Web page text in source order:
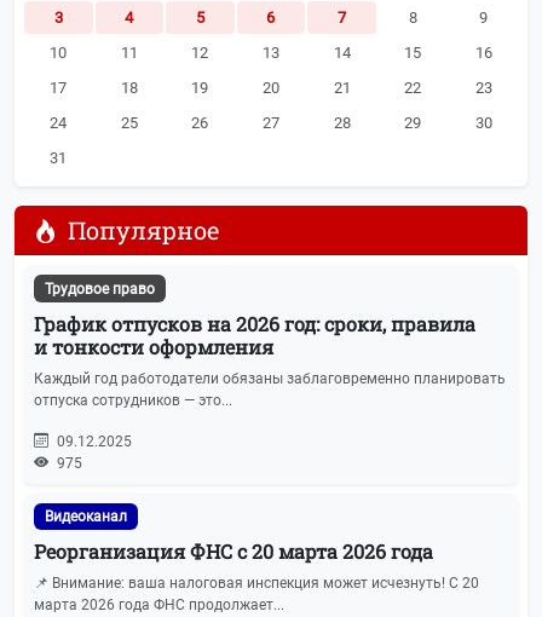
3
4 5 6 7 8
9
10
11 12 13 14 15
16
17
18 19 20 21 22
23
24
25 26 27 28 29
30
31
Популярное
Трудовое право
График отпусков на 2026 год: сроки, правила
и тонкости оформления
Каждый год работодатели обязаны заблаговременно планировать
отпуска сотрудников — это...
09.12.2025
975
Видеоканал
Реорганизация ФНС с 20 марта 2026 года
📌 Внимание: ваша налоговая инспекция может исчезнуть! С 20
марта 2026 года ФНС продолжает...